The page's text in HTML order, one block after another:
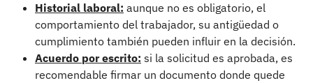
Historial laboral: aunque no es obligatorio, el
comportamiento del trabajador, su antigüedad o
cumplimiento también pueden influir en la decisión.
Acuerdo por escrito: si la solicitud es aprobada, es
recomendable firmar un documento donde quede